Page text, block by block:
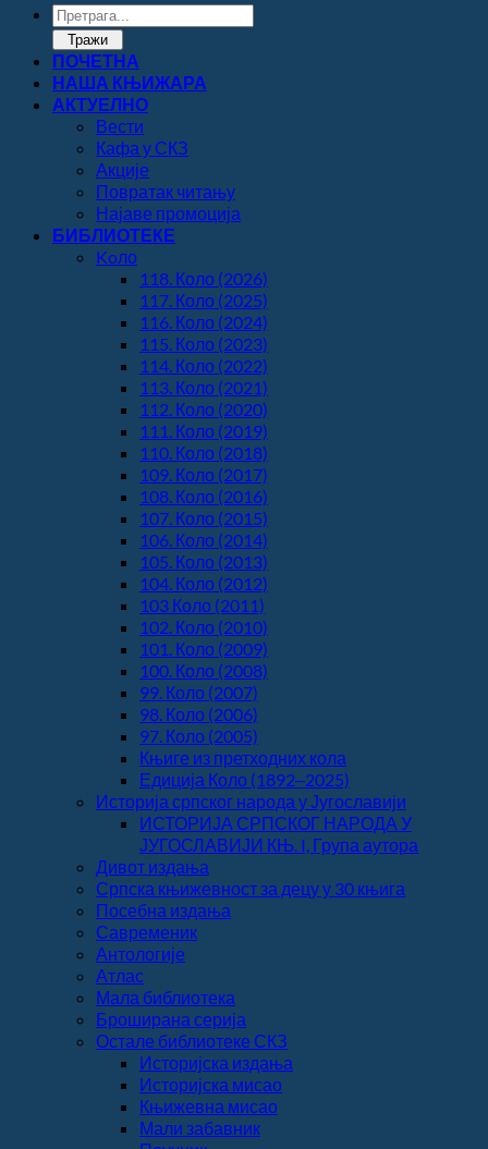
Products
search
Тражи
ПОЧЕТНА
НАША КЊИЖАРА
АКТУЕЛНО
Вести
Кафа у СКЗ
Акције
Повратак читању
Најаве промоција
БИБЛИОТЕКЕ
Koло
118. Коло (2026)
117. Коло (2025)
116. Коло (2024)
115. Коло (2023)
114. Коло (2022)
113. Коло (2021)
112. Коло (2020)
111. Коло (2019)
110. Коло (2018)
109. Коло (2017)
108. Коло (2016)
107. Коло (2015)
106. Коло (2014)
105. Коло (2013)
104. Коло (2012)
103 Коло (2011)
102. Коло (2010)
101. Коло (2009)
100. Коло (2008)
99. Коло (2007)
98. Коло (2006)
97. Коло (2005)
Књиге из претходних кола
Едиција Коло (1892‒2025)
Историја српског народа у Југославији
ИСТОРИЈА СРПСКОГ НАРОДА У
ЈУГОСЛАВИЈИ КЊ. I, Група аутора
Дивот издања
Српска књижевност за децу у 30 књига
Посебна издања
Савременик
Антологије
Атлас
Мала библиотека
Броширана серија
Остале библиотеке СКЗ
Историјска издања
Историјска мисао
Књижевна мисао
Мали забавник